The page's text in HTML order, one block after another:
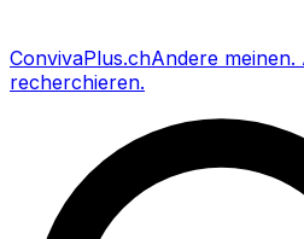
ConvivaPlus.chAndere meinen.
recherchieren.